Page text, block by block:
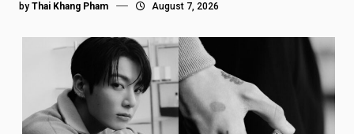
by Thai Khang Pham August 7, 2026